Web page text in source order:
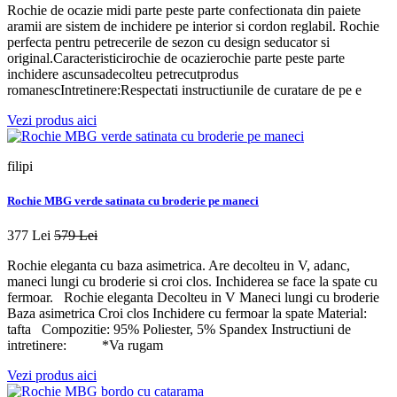
Rochie de ocazie midi parte peste parte confectionata din paiete
aramii are sistem de inchidere pe interior si cordon reglabil. Rochie
perfecta pentru petrecerile de sezon cu design seducator si
original.Caracteristicirochie de ocazierochie parte peste parte
inchidere ascunsadecolteu petrecutprodus
romanescIntretinere:Respectati instructiunile de curatare de pe e
Vezi produs aici
filipi
Rochie MBG verde satinata cu broderie pe maneci
377 Lei 579 Lei
Rochie eleganta cu baza asimetrica. Are decolteu in V, adanc,
maneci lungi cu broderie si croi clos. Inchiderea se face la spate cu
fermoar. Rochie eleganta Decolteu in V Maneci lungi cu broderie
Baza asimetrica Croi clos Inchidere cu fermoar la spate Material:
tafta Compozitie: 95% Poliester, 5% Spandex Instructiuni de
intretinere: *Va rugam
Vezi produs aici